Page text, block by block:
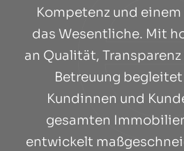
Kompetenz und
das Wesentliche. Mit
an Qualität,
Betreuung
Kundinnen und
gesamten
entwickelt